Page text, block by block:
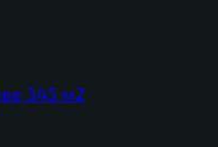
345 м2